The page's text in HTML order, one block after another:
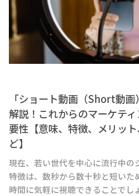
「ショート動画（Short動
解説！これからのマーケテ
要性【意味、特徴、メリッ
ど】
現在、若い世代を中心に流行中の
特徴は、数秒から数十秒と短いた
時間に気軽に視聴できることでし